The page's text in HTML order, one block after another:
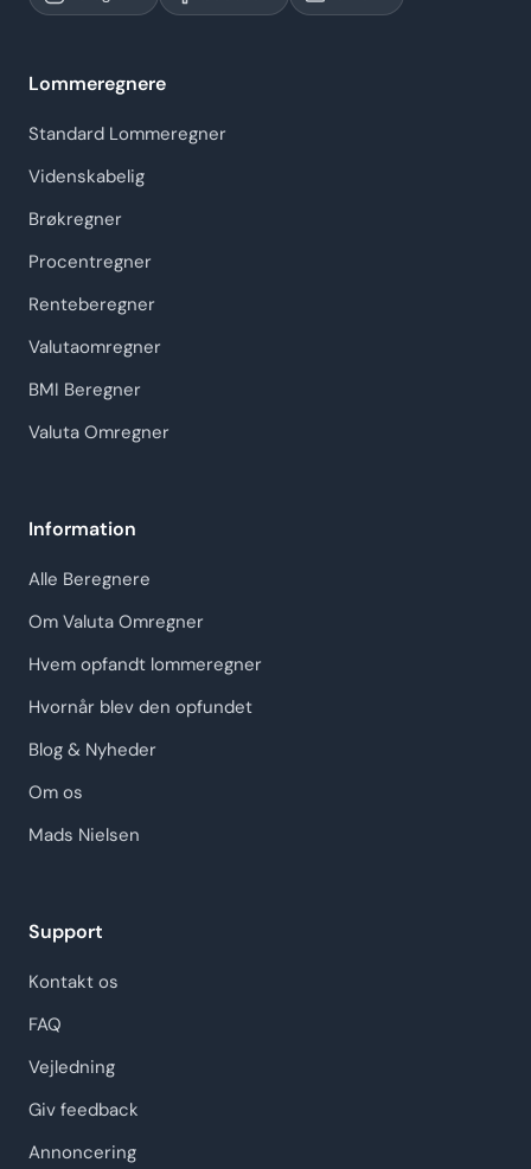
Lommeregnere
Standard Lommeregner
Videnskabelig
Brøkregner
Procentregner
Renteberegner
Valutaomregner
BMI Beregner
Valuta Omregner
Information
Alle Beregnere
Om Valuta Omregner
Hvem opfandt lommeregner
Hvornår blev den opfundet
Blog & Nyheder
Om os
Mads Nielsen
Support
Kontakt os
FAQ
Vejledning
Giv feedback
Annoncering